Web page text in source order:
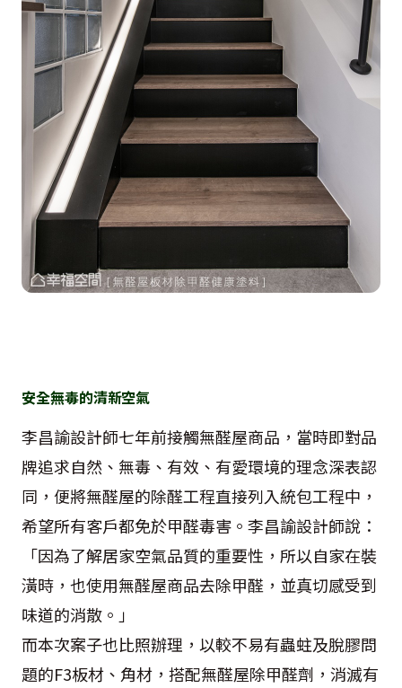
安全無毒的清新空氣
李昌諭設計師七年前接觸無醛屋商品，當時即對品
牌追求自然、無毒、有效、有愛環境的理念深表認
同，便將無醛屋的除醛工程直接列入統包工程中，
希望所有客戶都免於甲醛毒害。李昌諭設計師說：
「因為了解居家空氣品質的重要性，所以自家在裝
潢時，也使用無醛屋商品去除甲醛，並真切感受到
味道的消散。」
而本次案子也比照辦理，以較不易有蟲蛀及脫膠問
題的F3板材、角材，搭配無醛屋除甲醛劑，消滅有